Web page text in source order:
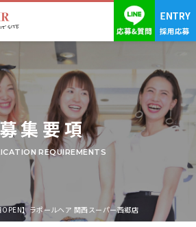
集要項
REQUIREMENTS
】ラポールヘア 関西スーパー西郷店